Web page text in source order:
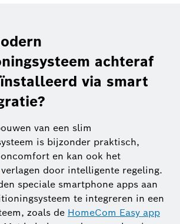
achteraf
via smart
van een slim
is bijzonder praktisch,
en kan ook het
verlagen door intelligente regeling.
speciale smartphone apps aan
te integreren in een
zoals de HomeCom Easy app